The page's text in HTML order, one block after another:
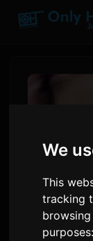
We
This
tracking